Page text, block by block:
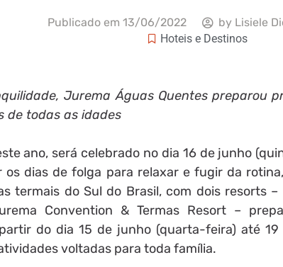
Publicado em 13/06/2022 byLisiele
Hoteis e Destinos
Jurema Águas Quentes preparou
de todas as idades
ano, será celebrado no dia 16 de junho
os dias de folga para relaxar e fugir da
termais do Sul do Brasil, com dois resorts –
Convention & Termas Resort –
do dia 15 de junho (quarta-feira) até
voltadas para toda família.